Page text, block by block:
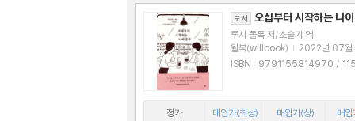
도서 오십부터 시작하는 나
루시 폴록 저/소슬기 역
윌북(willbook) | 2022년 07월
ISBN : 9791155814970 / 11558149
정가 매입가(최상) 매입가(상) 매